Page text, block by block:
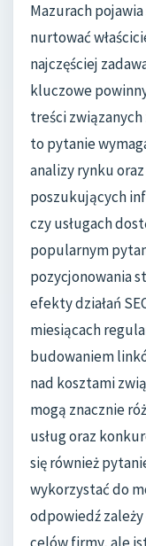
Mazurach
nurtować
najczęściej
kluczowe
treści
to pytanie
analizy rynku
poszukujących
czy usługach
popularnym
pozycjonowania
efekty działań
miesiącach
budowaniem
nad kosztami
mogą znacznie
usług oraz
się również
wykorzystać do
odpowiedź